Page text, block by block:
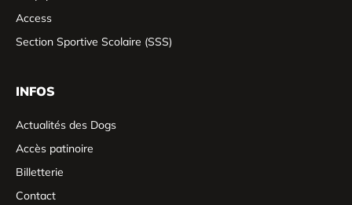
Access
Section Sportive Scolaire (SSS)
INFOS
Actualités des Dogs
Accès patinoire
Billetterie
Contact